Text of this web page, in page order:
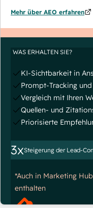
Mehr über AEO erfahren
WAS ERHALTEN SIE?
KI-Sichtbarkeit in
Prompt-Tracking
Vergleich mit Ihren
Quellen- und
Priorisierte
3xSteigerung der Lead-
*Auch in Marketing
enthalten